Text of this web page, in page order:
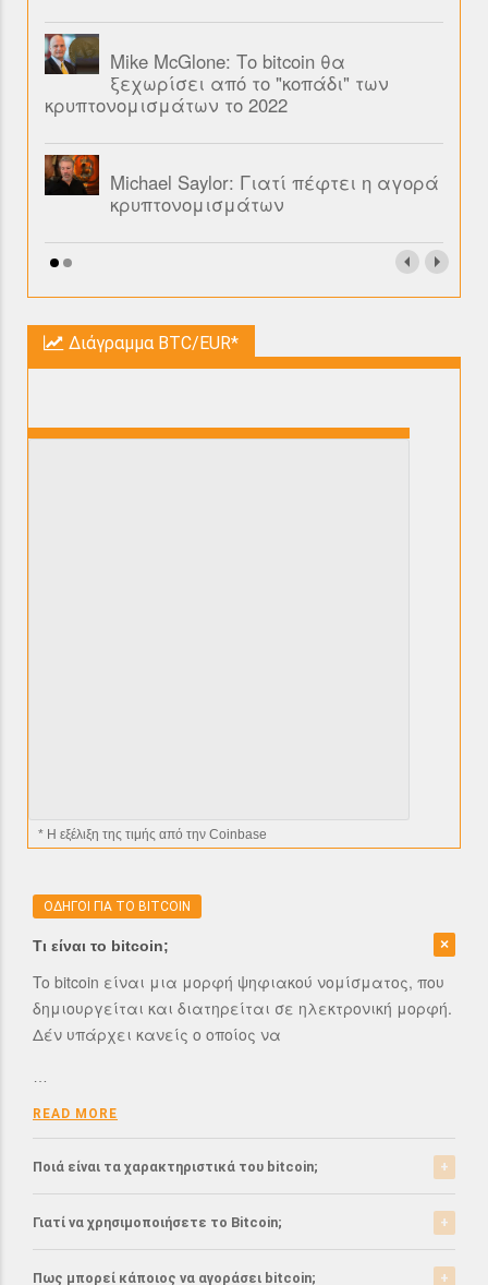
Mike McGlone: Το bitcoin θα
ξεχωρίσει από το "κοπάδι" των
κρυπτονομισμάτων το 2022
Michael Saylor: Γιατί πέφτει η αγορά
κρυπτονομισμάτων
Διάγραμμα BTC/EUR*
* H εξέλιξη της τιμής από την Coinbase
ΟΔΗΓΟΙ ΓΙΑ ΤΟ BITCOIN
Τι είναι το bitcoin;
To bitcoin είναι μια μορφή ψηφιακού νομίσματος, που
δημιουργείται και διατηρείται σε ηλεκτρονική μορφή.
Δέν υπάρχει κανείς ο οποίος να
READ MORE
Ποιά είναι τα χαρακτηριστικά του bitcoin;
Το bitcoin έχει αρκετά σημαντικά χαρακτηριστικά που
το ξεχωρίζουν από τα ελεγχόμενα-από-κυβερνήσεις
νομίσματα.
Γιατί να χρησιμοποιήσετε το Bitcoin;
Το bitcoin είναι μια σχετικά νέα μορφή νομίσματος, η
Πως μπορεί κάποιος να αγοράσει bitcoin;